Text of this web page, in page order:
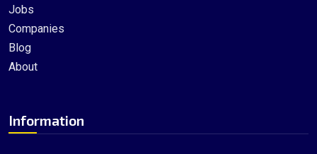
Jobs
Companies
Blog
About
Information